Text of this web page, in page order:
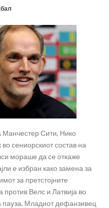
Сити, Нико
во сениорскиот состав на
мораше да се откаже
е избран како замена за
за претстојните
против Велс и Латвија во
пауза. Младиот дефанзивец